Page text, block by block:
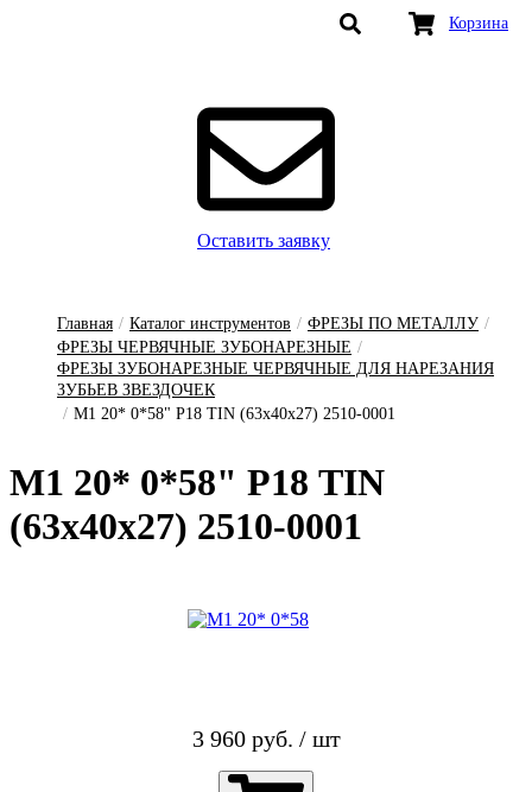
Корзина
Оставить заявку
Главная / Каталог инструментов / ФРЕЗЫ ПО МЕТАЛЛУ /
ФРЕЗЫ ЧЕРВЯЧНЫЕ ЗУБОНАРЕЗНЫЕ /
ФРЕЗЫ ЗУБОНАРЕЗНЫЕ ЧЕРВЯЧНЫЕ ДЛЯ НАРЕЗАНИЯ
ЗУБЬЕВ ЗВЕЗДОЧЕК
/ М1 20* 0*58" Р18 TIN (63х40х27) 2510-0001
М1 20* 0*58" Р18 TIN
(63х40х27) 2510-0001
3 960 руб. / шт